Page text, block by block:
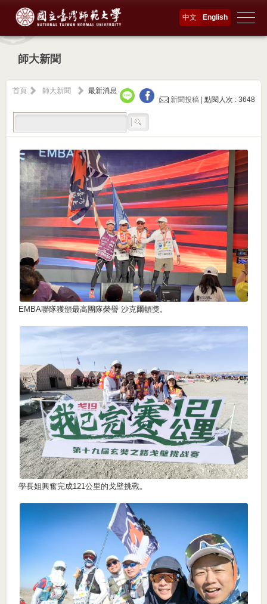
English
中文
師大新聞
首頁 師大新聞
最新消息
新聞投稿 |點閱人次 : 3648
EMBA聯隊獲頒最高團隊榮譽 沙克爾頓獎。
學長姐興奮完成121公里的戈壁挑戰。